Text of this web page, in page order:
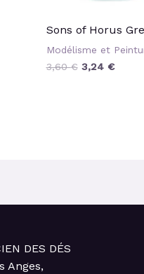
Sons of Horus
Modélisme et
3,60€ 3,24 €
DES DÉS
Anges,